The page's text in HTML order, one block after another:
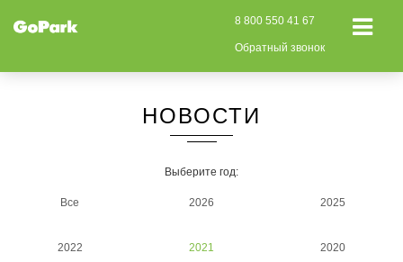
8 800 550 41 67
Обратный звонок
НОВОСТИ
Выберите год:
Все 2026 2025
2022 2021 2020